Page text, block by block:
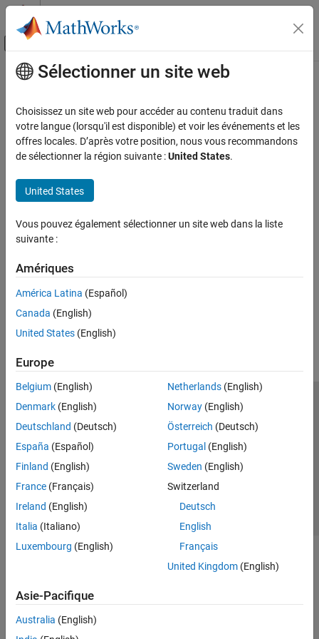
Passer au contenu
Activer/désactiver l'affichage du menu
Accueil de la documentation
Polyspace Code Prover
Troubleshooting in Polyspace Code Prover
Troubleshoot Results Review
Contenu principal
Troubleshoot Results Review
Unchecked code, report generation errors, unclear orange checks,
and so on
Understand and address the root cause of analysis results and
Categories
Troubleshoot Results Interpretation Issues
Unchecked code, unclear orange checks and so on
Troubleshoot Report Generation
Insufficient memory errors, unsatisfactory reports, and so on
Sélectionner un site web
Choisissez un site web pour accéder au contenu traduit dans
votre langue (lorsqu'il est disponible) et voir les événements et les
offres locales. D’après votre position, nous vous recommandons
de sélectionner la région suivante :United States.
United States
Vous pouvez également sélectionner un site web dans la liste
suivante :
Amériques
América Latina (Español)
Canada (English)
United States (English)
Europe
Belgium (English)
Denmark (English)
Deutschland (Deutsch)
España (Español)
Finland (English)
France (Français)
Ireland (English)
Italia (Italiano)
Luxembourg (English)
Netherlands(English)
Norway(English)
Österreich (Deutsch)
Portugal (English)
Sweden (English)
Switzerland
Deutsch
English
Français
United Kingdom(English)
Asie-Pacifique
Australia (English)
Trust Center Marques déposées
Politique de confidentialité
Lutte anti-piratage
Statut des applications
Contacts locaux
© 1994-2026 The MathWorks, Inc.